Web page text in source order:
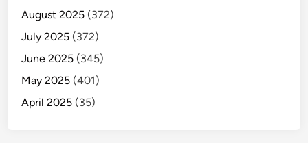
August 2025 (372)
July 2025 (372)
June 2025 (345)
May 2025 (401)
April 2025 (35)